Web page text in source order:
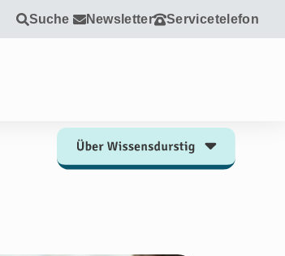
Suche Newsletter Servicetelefon